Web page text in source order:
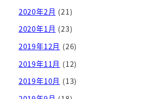
2020年2月 (21)
2020年1月 (23)
2019年12月 (26)
2019年11月 (12)
2019年10月 (13)